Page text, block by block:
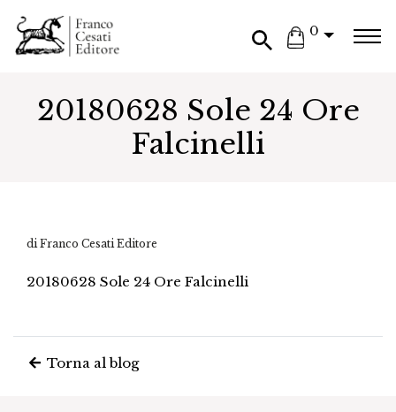
0
20180628 Sole 24 Ore
Falcinelli
di Franco Cesati Editore
20180628 Sole 24 Ore Falcinelli
Torna al blog